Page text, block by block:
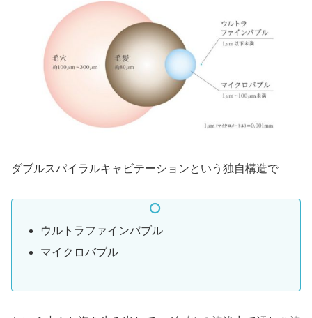
ダブルスパイラルキャビテーションという独自構造で
ウルトラファインバブル
マイクロバブル